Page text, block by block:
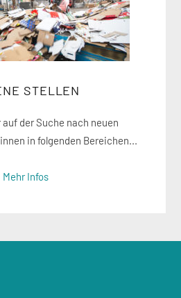
STELLEN
der Suche nach neuen
in folgenden Bereichen...
Mehr Infos